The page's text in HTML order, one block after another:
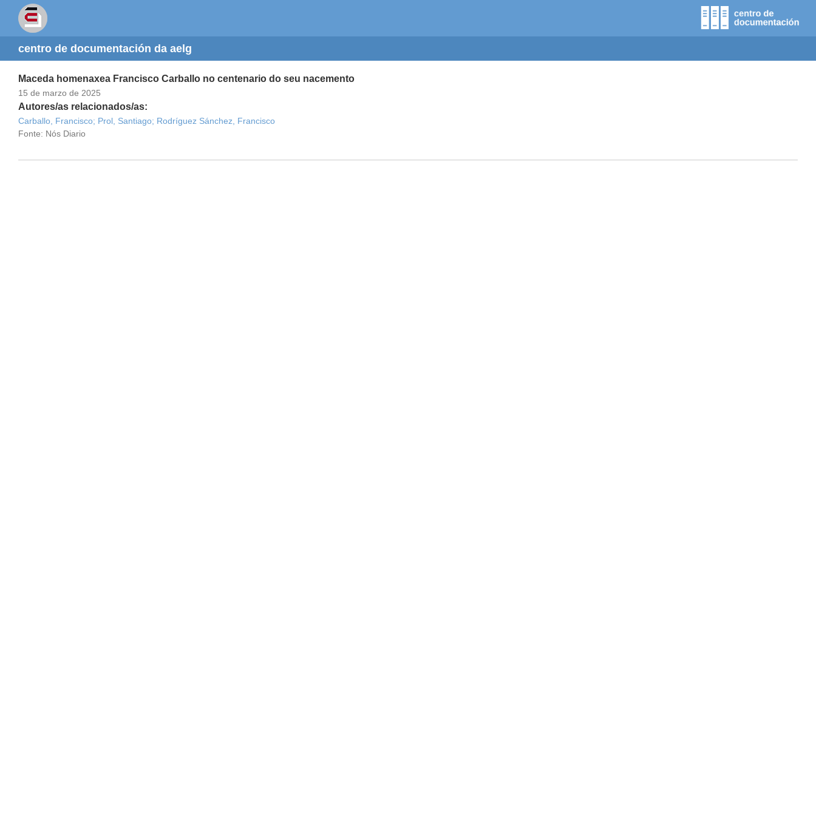
centro de documentación da aelg
Maceda homenaxea Francisco Carballo no centenario do seu nacemento
15 de marzo de 2025
Autores/as relacionados/as:
Carballo, Francisco; Prol, Santiago; Rodríguez Sánchez, Francisco
Fonte: Nós Diario